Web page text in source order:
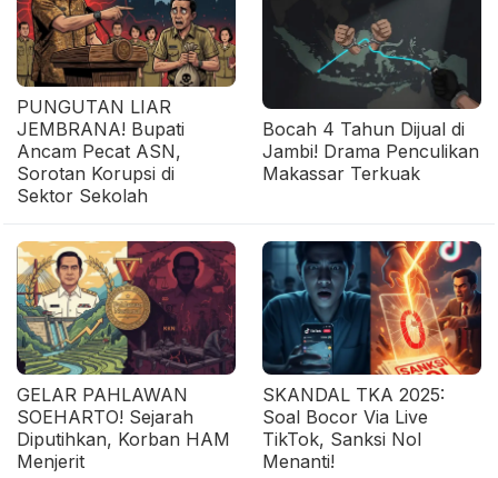
PUNGUTAN LIAR
JEMBRANA! Bupati
Ancam Pecat ASN,
Sorotan Korupsi di
Sektor Sekolah
Bocah 4 Tahun Dijual di
Jambi! Drama Penculikan
Makassar Terkuak
GELAR PAHLAWAN
SOEHARTO! Sejarah
Diputihkan, Korban HAM
Menjerit
SKANDAL TKA 2025:
Soal Bocor Via Live
TikTok, Sanksi Nol
Menanti!